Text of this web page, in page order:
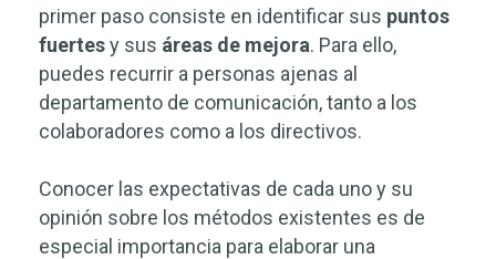
primer paso consiste en identificar sus puntos
fuertesy sus áreas de mejora. Para ello,
puedes recurrir a personas ajenas al
departamento de comunicación, tanto a los
colaboradores como a los directivos.
Conocer las expectativas de cada uno y su
opinión sobre los métodos existentes es de
especial importancia para elaborar una